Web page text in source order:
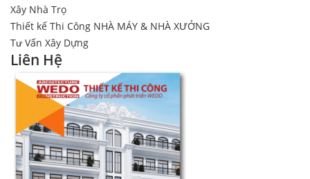
Xây Nhà Trọ
Thiết kế Thi Công NHÀ MÁY & NHÀ XƯỞNG
Tư Vấn Xây Dựng
Liên Hệ